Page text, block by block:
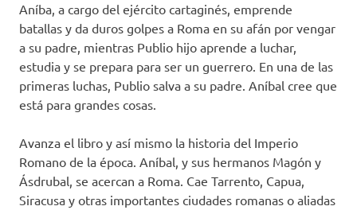
Aníba, a cargo del ejército cartaginés, emprende
batallas y da duros golpes a Roma en su afán por vengar
a su padre, mientras Publio hijo aprende a luchar,
estudia y se prepara para ser un guerrero. En una de las
primeras luchas, Publio salva a su padre. Aníbal cree que
está para grandes cosas.
Avanza el libro y así mismo la historia del Imperio
Romano de la época. Aníbal, y sus hermanos Magón y
Ásdrubal, se acercan a Roma. Cae Tarrento, Capua,
Siracusa y otras importantes ciudades romanas o aliadas